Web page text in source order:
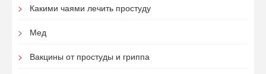
Какими чаями лечить простуду
Мед
Вакцины от простуды и гриппа